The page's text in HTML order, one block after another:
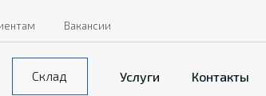
Склад Услуги Контакты
Вакансии